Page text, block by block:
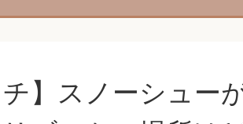
チ】スノーシュー